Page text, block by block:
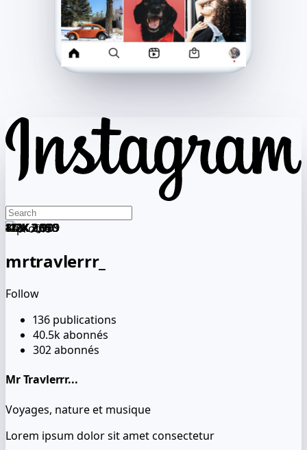
mrtravlerrr_
Follow
136 publications
40.5kabonnés
302abonnés
Mr Travlerrr...
Voyages, nature et musique
Lorem ipsum dolor sit amet consectetur
412K2,909
412K1,993
112K2,090
841K909
120K3,909
112K2,090